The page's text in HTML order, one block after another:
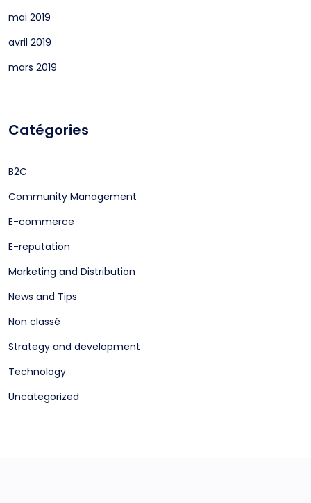
mai 2019
avril 2019
mars 2019
Catégories
B2C
Community Management
E-commerce
E-reputation
Marketing and Distribution
News and Tips
Non classé
Strategy and development
Technology
Uncategorized